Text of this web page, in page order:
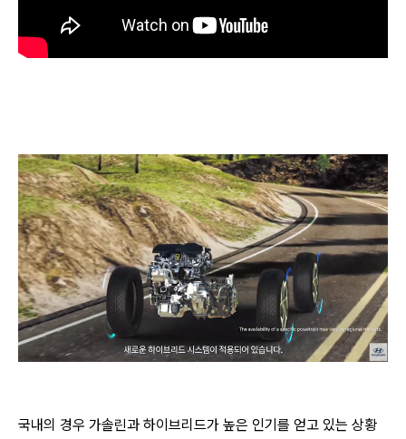
국내의 경우 가솔린과 하이브리드가 높은 인기를 얻고 있는 상황